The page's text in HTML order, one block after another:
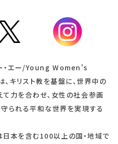
ー・エー/Young Women's
リスト教を基盤に、世界中の
力を合わせ、女性の社会参画
られる平和な世界を実現する
本を含む100以上の国・地域で